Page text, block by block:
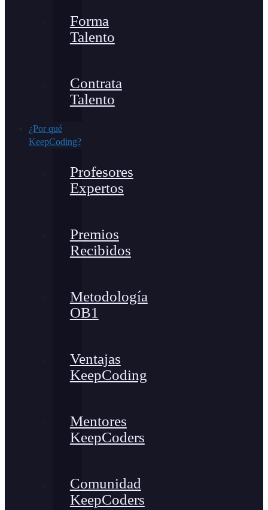
Forma
Talento
Contrata
Talento
¿Por qué
KeepCoding?
Profesores
Expertos
Premios
Recibidos
Metodología
OB1
Ventajas
KeepCoding
Mentores
KeepCoders
Comunidad
KeepCoders